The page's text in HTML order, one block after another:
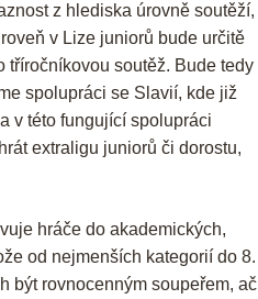
z hlediska úrovně soutěží,
v Lize juniorů bude určitě
tříročníkovou soutěž. Bude tedy
spolupráci se Slavií, kde již
v této fungující spolupráci
extraligu juniorů či dorostu,
hráče do akademických,
od nejmenších kategorií do 8.
být rovnocenným soupeřem, ač